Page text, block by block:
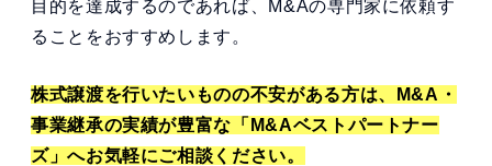
目的を達成するのであれば、M&Aの専門家に依頼す
ることをおすすめします。
株式譲渡を行いたいものの不安がある方は、M&A・
事業継承の実績が豊富な「M&Aベストパートナー
ズ」へお気軽にご相談ください。